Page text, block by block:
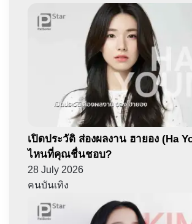
เปิดประวัติ ส่องผลงาน ฮายอง (Ha
ไหนที่คุณชื่นชอบ?
28 July 2026
คนบันเทิง